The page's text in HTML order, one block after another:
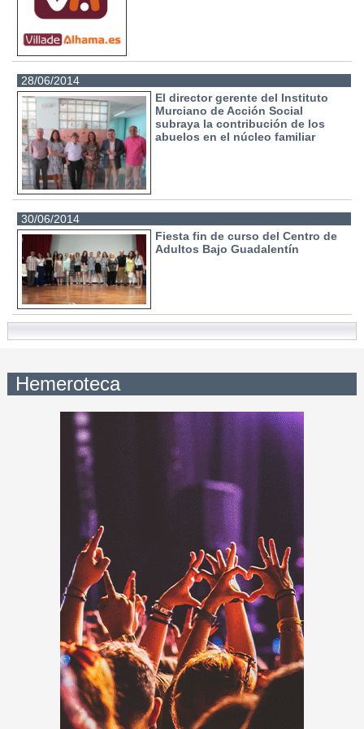
28/06/2014
El director gerente del Instituto
Murciano de Acción Social
subraya la contribución de los
abuelos en el núcleo familiar
30/06/2014
Fiesta fin de curso del Centro de
Adultos Bajo Guadalentín
Hemeroteca